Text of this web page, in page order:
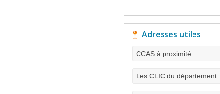
Adresses utiles
CCAS à proximité
Les CLIC du département